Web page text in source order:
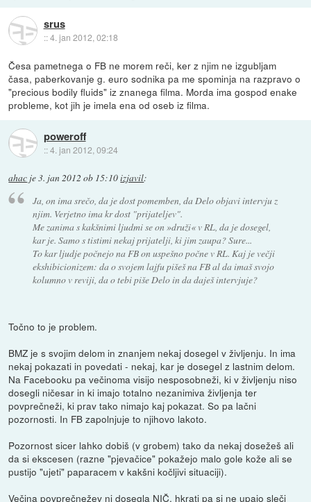
srus
::4. jan 2012, 02:18
Česa pametnega o FB ne morem reči, ker z njim ne izgubljam
časa, paberkovanje g. euro sodnika pa me spominja na razpravo o
"precious bodily fluids" iz znanega filma. Morda ima gospod enake
probleme, kot jih je imela ena od oseb iz filma.
poweroff
::4. jan 2012, 09:24
ahac je3. jan 2012 ob 15:10izjavil:
Ja, on ima srečo, da je dost pomemben, da Delo objavi intervju z
njim. Verjetno ima kr dost "prijateljev".
Me zanima s kakšnimi ljudmi se on »druži« v RL, da je dosegel,
kar je. Samo s tistimi nekaj prijatelji, ki jim zaupa? Sure...
To kar ljudje počnejo na FB on uspešno počne v RL. Kaj je večji
ekshibicionizem: da o svojem lajfu pišeš na FB al da imaš svojo
kolumno v reviji, da o tebi piše Delo in da daješ intervjuje?
Točno to je problem.
BMZ je s svojim delom in znanjem nekaj dosegel v življenju. In ima
nekaj pokazati in povedati - nekaj, kar je dosegel z lastnim delom.
Na Facebooku pa večinoma visijo nesposobneži, ki v življenju niso
dosegli ničesar in ki imajo totalno nezanimiva življenja ter
povprečneži, ki prav tako nimajo kaj pokazat. So pa lačni
pozornosti. In FB zapolnjuje to njihovo lakoto.
Pozornost sicer lahko dobiš (v grobem) tako da nekaj dosežeš ali
da si ekscesen (razne "pjevačice" pokažejo malo gole kože ali se
pustijo "ujeti" paparacem v kakšni kočljivi situaciji).
Večina povprečnežev ni dosegla NIČ, hkrati pa si ne upajo sleči